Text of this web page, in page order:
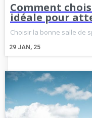
Comment
idéale pour
29 JAN, 25
Choisir la bonne salle de